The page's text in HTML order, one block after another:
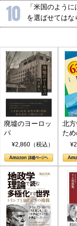
10
「米国のよう
を選ばせてはな
廃墟のヨーロッ
パ
¥2,860（税込）
北
た